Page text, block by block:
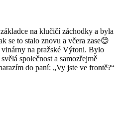
na klučičí záchodky a byla
se to stalo znovu a včera zase😊
na pražské Výtoni. Bylo
společnost a samozřejmě
do paní: „Vy jste ve frontě?“